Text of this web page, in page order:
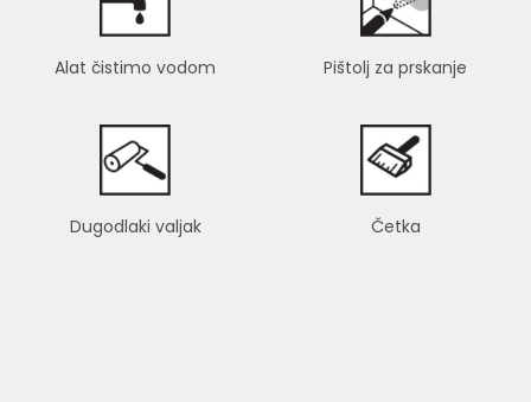
Alat čistimo vodom Pištolj za prskanje
Dugodlaki valjak Četka